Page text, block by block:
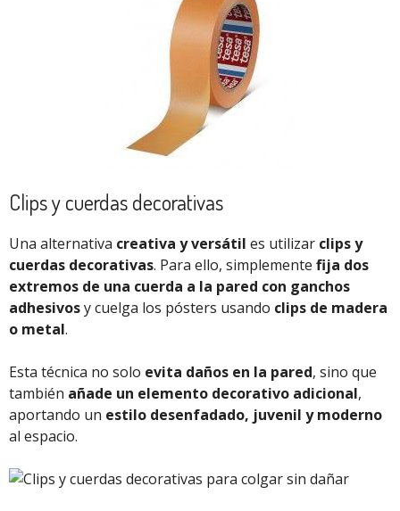
Clips y cuerdas decorativas
Una alternativa creativa y versátil es utilizar clips y
cuerdas decorativas. Para ello, simplemente fija dos
extremos de una cuerda a la pared con ganchos
adhesivosy cuelga los pósters usando clips de madera
o metal.
Esta técnica no solo evita daños en la pared, sino que
también añade un elemento decorativo adicional,
aportando un estilo desenfadado, juvenil y moderno
al espacio.